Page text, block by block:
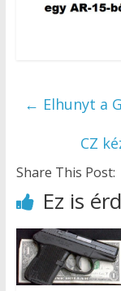
← Elhunyt a
CZ
Share This Post:
Ez is